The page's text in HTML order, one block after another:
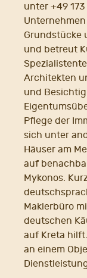
unter +49
Grundstücke
und betreut
Architekten
und
Pflege der
sich unter
Häuser am
auf
Mykonos.
Maklerbüro
deutschen
auf Kreta
an einem